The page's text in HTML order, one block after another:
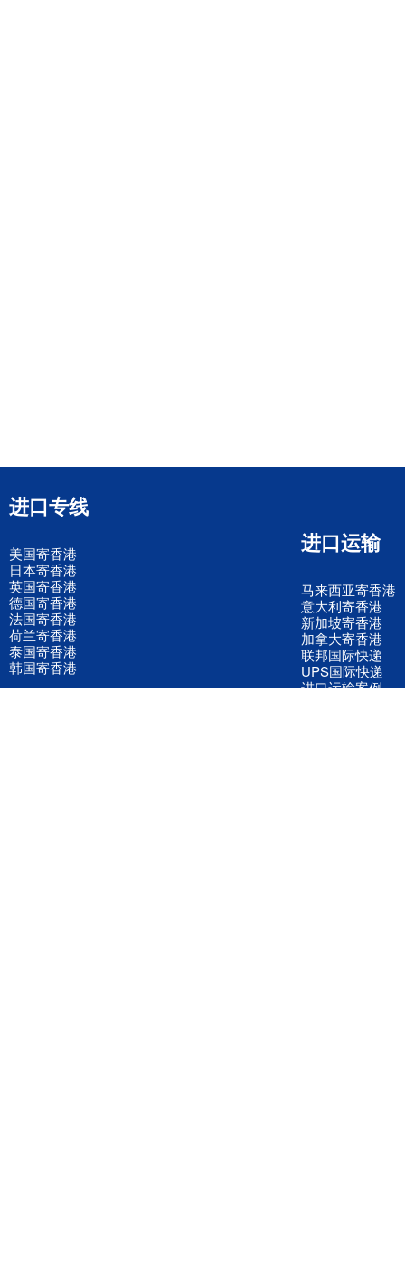
进口专线
美国寄香港
日本寄香港
英国寄香港
德国寄香港
法国寄香港
荷兰寄香港
泰国寄香港
韩国寄香港
进口运输
马来西亚寄香港
意大利寄香港
新加坡寄香港
加拿大寄香港
联邦国际快递
UPS国际快递
进口运输案例